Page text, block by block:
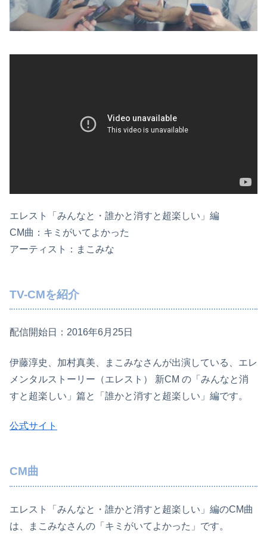
エレスト「みんなと・誰かと消すと超楽しい」編
CM曲：キミがいてよかった
アーティスト：まこみな
TV-CMを紹介
配信開始日：2016年6月25日
伊藤淳史、加村真美、まこみなさんが出演している、エレ
メンタルストーリー（エレスト） 新CM の「みんなと消
すと超楽しい」篇と「誰かと消すと超楽しい」編です。
公式サイト
CM曲
エレスト「みんなと・誰かと消すと超楽しい」編のCM曲
は、まこみなさんの「キミがいてよかった」です。